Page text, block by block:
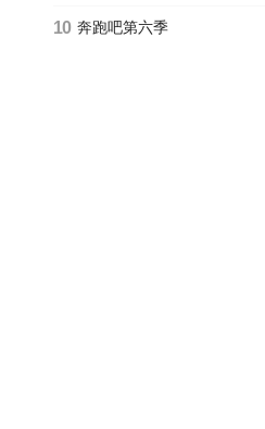
10 奔跑吧第六季